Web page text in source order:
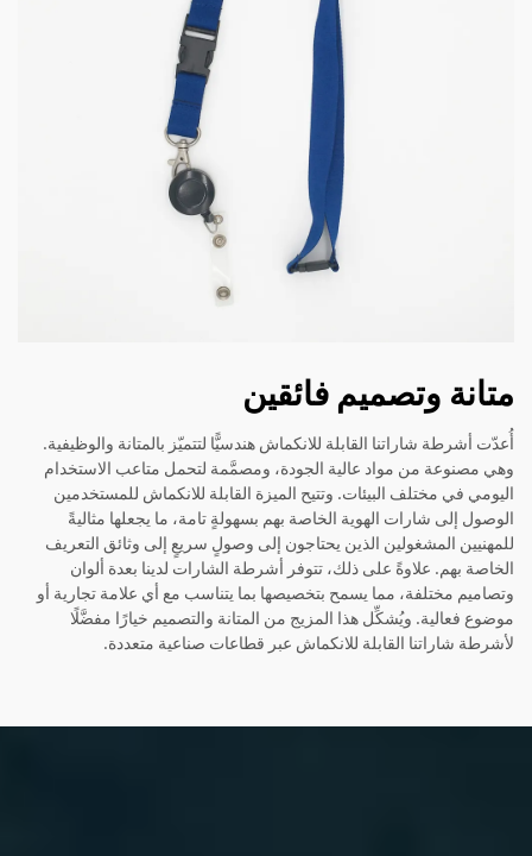
متانة وتصميم فائقين
أُعدّت أشرطة شاراتنا القابلة للانكماش هندسيًّا لتتميّز بالمتانة والوظيفية.
وهي مصنوعة من مواد عالية الجودة، ومصمَّمة لتحمل متاعب الاستخدام
اليومي في مختلف البيئات. وتتيح الميزة القابلة للانكماش للمستخدمين
الوصول إلى شارات الهوية الخاصة بهم بسهولةٍ تامة، ما يجعلها مثاليةً
للمهنيين المشغولين الذين يحتاجون إلى وصولٍ سريعٍ إلى وثائق التعريف
الخاصة بهم. علاوةً على ذلك، تتوفر أشرطة الشارات لدينا بعدة ألوان
وتصاميم مختلفة، مما يسمح بتخصيصها بما يتناسب مع أي علامة تجارية أو
موضوع فعالية. ويُشكِّل هذا المزيج من المتانة والتصميم خيارًا مفضَّلًا
لأشرطة شاراتنا القابلة للانكماش عبر قطاعات صناعية متعددة.